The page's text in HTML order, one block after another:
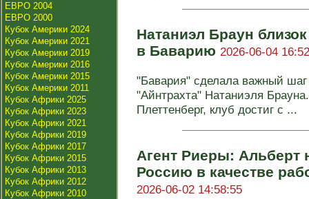
ЕВРО 2004
ЕВРО 2000
Кубок Америки 2024
Кубок Америки 2021
Кубок Америки 2019
Кубок Америки 2016
Кубок Америки 2015
Кубок Америки 2011
Кубок Африки 2025
Кубок Африки 2023
Кубок Африки 2021
Кубок Африки 2019
Кубок Африки 2017
Кубок Африки 2015
Кубок Африки 2013
Кубок Африки 2012
Кубок Африки 2010
Натаниэл Браун
в Баварию 2026-06-04
"Бавария" сделала важный
"Айнтрахта" Натаниэля
Плеттенберг, клуб достиг с ...
Агент Риеры: Альберт
Россию в качестве
2026-06-02 14:58:55